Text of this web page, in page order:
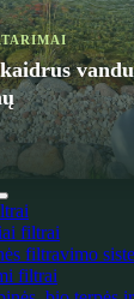
filtrai
filtravimo
filtrai